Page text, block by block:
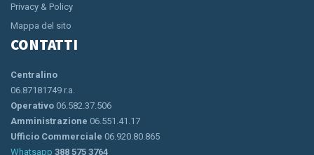
Privacy & Policy
Mappa del sito
CONTATTI
Centralino
06.87181749 r.a.
Operativo 06.582.37.506
Amministrazione 06.551.41.17
Ufficio Commerciale 06.920.80.865
Whatsapp 388 575 3764